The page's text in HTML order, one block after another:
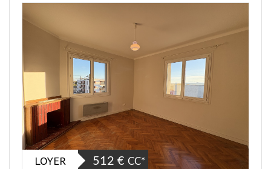
LOYER 512 € CC*